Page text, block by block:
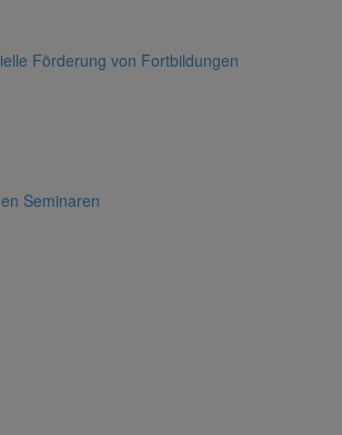
Förderung von Fortbildungen
Seminaren